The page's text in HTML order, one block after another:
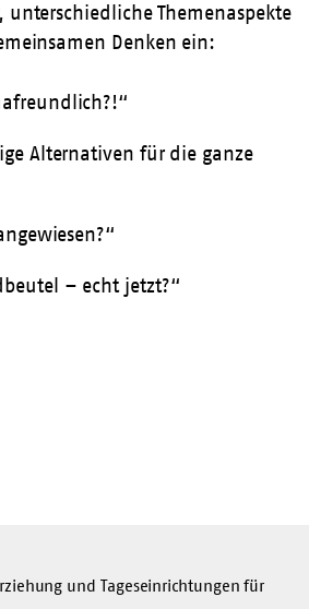
Themenaspekte
Denken ein:
Alternativen für die ganze
– echt jetzt?“
und Tageseinrichtungen für